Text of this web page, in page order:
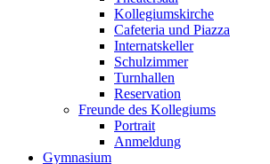
Kollegiumskirche
Cafeteria und Piazza
Internatskeller
Schulzimmer
Turnhallen
Reservation
Freunde des Kollegiums
Portrait
Anmeldung
Gymnasium